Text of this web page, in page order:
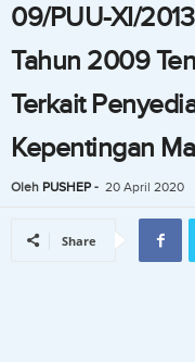
09/PUU-XI/
Tahun 2009
Terkait
Kepentingan
Oleh PUSHEP - 20 April 2020
Share